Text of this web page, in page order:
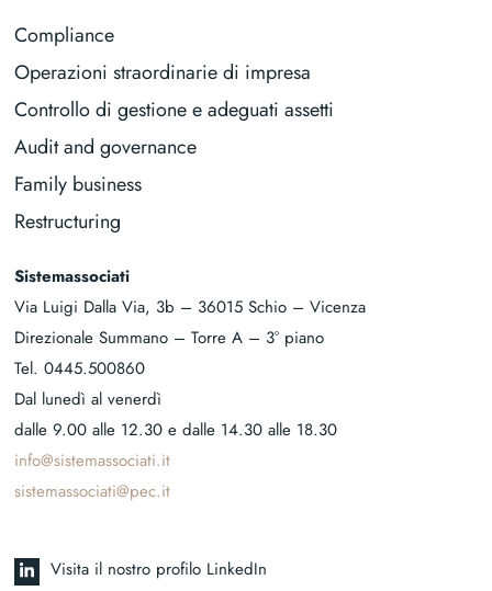
Compliance
Operazioni straordinarie di impresa
Controllo di gestione e adeguati assetti
Audit and governance
Family business
Restructuring
Sistemassociati
Via Luigi Dalla Via, 3b – 36015 Schio – Vicenza
Direzionale Summano – Torre A – 3° piano
Tel.0445.500860
Dal lunedì al venerdì
dalle 9.00 alle 12.30 e dalle 14.30 alle 18.30
info@sistemassociati.it
sistemassociati@pec.it
Visita il nostro profilo LinkedIn